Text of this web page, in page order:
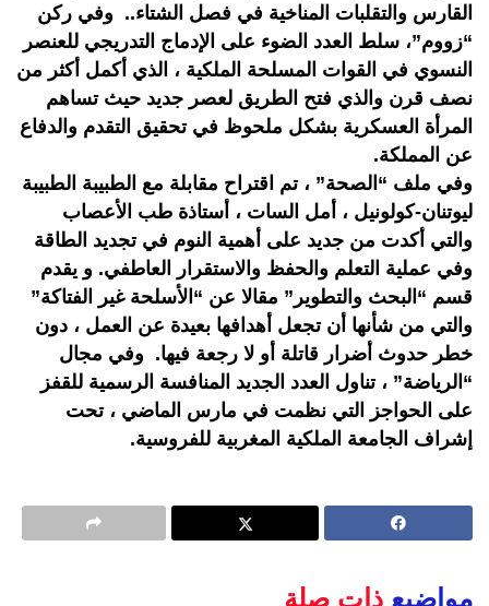
القارس والتقلبات المناخية في فصل الشتاء.. وفي ركن
“زووم”، سلط العدد الضوء على الإدماج التدريجي للعنصر
النسوي في القوات المسلحة الملكية ، الذي أكمل أكثر من
نصف قرن والذي فتح الطريق لعصر جديد حيث تساهم
المرأة العسكرية بشكل ملحوظ في تحقيق التقدم والدفاع
عن المملكة.
وفي ملف “الصحة” ، تم اقتراح مقابلة مع الطبيبة الطبيبة
ليوتنان-كولونيل ، أمل السات ، أستاذة طب الأعصاب
والتي أكدت من جديد على أهمية النوم في تجديد الطاقة
وفي عملية التعلم والحفظ والاستقرار العاطفي. و يقدم
قسم “البحث والتطوير” مقالا عن “الأسلحة غير الفتاكة”
والتي من شأنها أن تجعل أهدافها بعيدة عن العمل ، دون
خطر حدوث أضرار قاتلة أو لا رجعة فيها. وفي مجال
“الرياضة” ، تناول العدد الجديد المنافسة الرسمية للقفز
على الحواجز التي نظمت في مارس الماضي ، تحت
إشراف الجامعة الملكية المغربية للفروسية.
مواضيع ذات صلة